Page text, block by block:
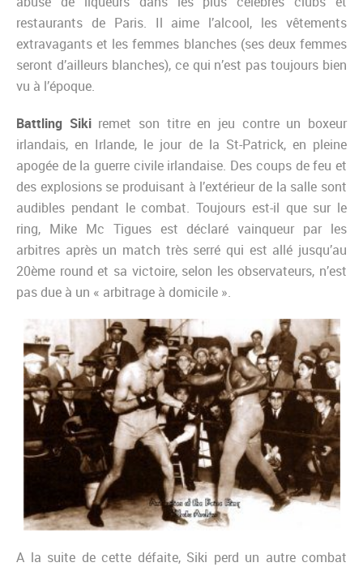
restaurants de Paris. Il aime l’alcool, les vêtements
extravagants et les femmes blanches (ses deux femmes
seront d’ailleurs blanches), ce qui n’est pas toujours bien
vu à l’époque.
Battling Sikiremet son titre en jeu contre un boxeur
irlandais, en Irlande, le jour de la St-Patrick, en pleine
apogée de la guerre civile irlandaise. Des coups de feu et
des explosions se produisant à l’extérieur de la salle sont
audibles pendant le combat. Toujours est-il que sur le
ring, Mike Mc Tigues est déclaré vainqueur par les
arbitres après un match très serré qui est allé jusqu’au
20ème round et sa victoire, selon les observateurs, n’est
pas due à un « arbitrage à domicile ».
A la suite de cette défaite, Siki perd un autre combat